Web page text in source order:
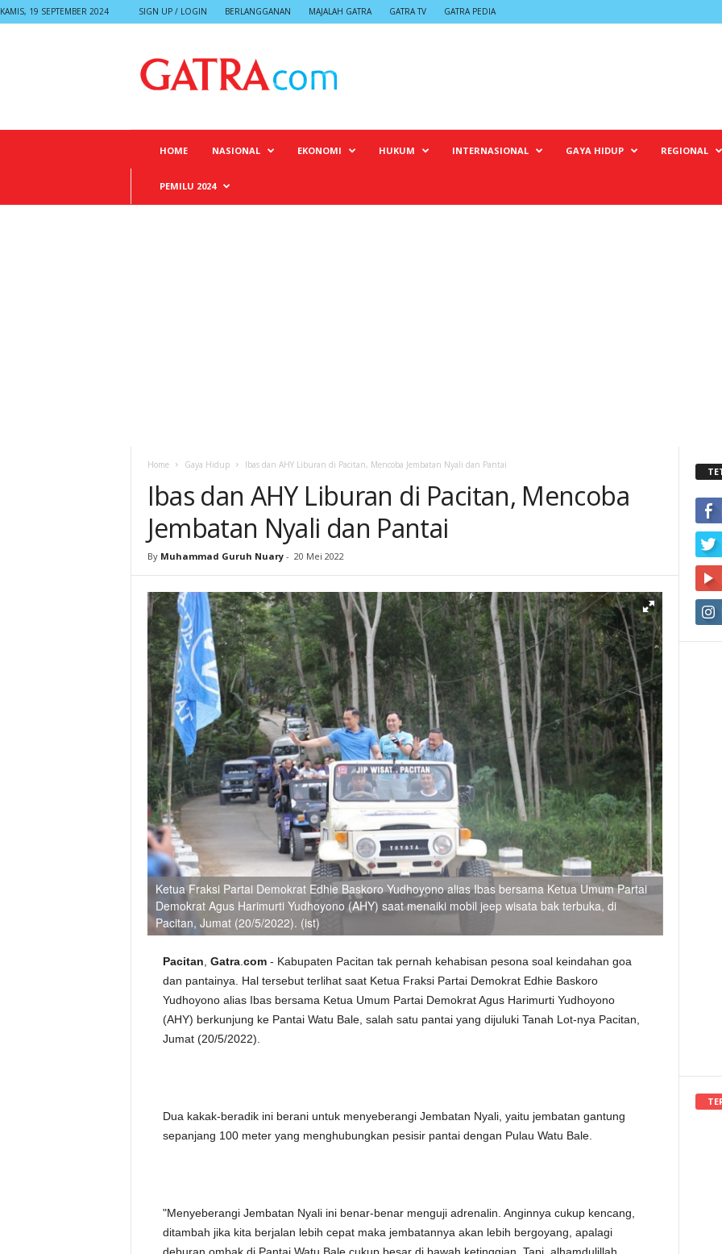
KAMIS, 19 SEPTEMBER 2024 SIGN UP / LOGIN BERLANGGANAN MAJALAH GATRA GATRA TV GATRA PEDIA
HOME NASIONAL EKONOMI HUKUM INTERNASIONAL GAYA HIDUP REGIONAL
PEMILU 2024
Home Gaya Hidup Ibas dan AHY Liburan di Pacitan, Mencoba Jembatan Nyali dan Pantai
Ibas dan AHY Liburan di Pacitan, Mencoba
Jembatan Nyali dan Pantai
By Muhammad Guruh Nuary - 20 Mei 2022
Ketua Fraksi Partai Demokrat Edhie Baskoro Yudhoyono alias Ibas bersama Ketua Umum Partai
Demokrat Agus Harimurti Yudhoyono (AHY) saat menaiki mobil jeep wisata bak terbuka, di
Pacitan, Jumat (20/5/2022). (ist)
Pacitan Gatra. com- Kabupaten Pacitan tak pernah kehabisan pesona soal keindahan goa
dan pantainya. Hal tersebut terlihat saat Ketua Fraksi Partai Demokrat Edhie Baskoro
Yudhoyono alias Ibas bersama Ketua Umum Partai Demokrat Agus Harimurti Yudhoyono
(AHY) berkunjung ke Pantai Watu Bale, salah satu pantai yang dijuluki Tanah Lot-nya Pacitan,
Jumat (20/5/2022).
Dua kakak-beradik ini berani untuk menyeberangi Jembatan Nyali, yaitu jembatan gantung
sepanjang 100 meter yang menghubungkan pesisir pantai dengan Pulau Watu Bale.
"Menyeberangi Jembatan Nyali ini benar-benar menguji adrenalin. Anginnya cukup kencang,
ditambah jika kita berjalan lebih cepat maka jembatannya akan lebih bergoyang, apalagi